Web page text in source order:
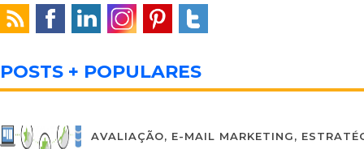
POSTS + POPULARES
AVALIAÇÃO, E-MAIL MARKETING,